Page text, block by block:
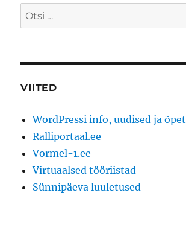
Otsi:
VIITED
WordPressi info, uudised ja
Ralliportaal.ee
Vormel-1.ee
Virtuaalsed tööriistad
Sünnipäeva luuletused